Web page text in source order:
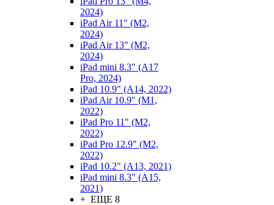
2024)
iPad Air 11" (M2,
2024)
iPad Air 13" (M2,
2024)
iPad mini 8.3" (A17
Pro, 2024)
iPad 10.9" (A14, 2022)
iPad Air 10.9" (M1,
2022)
iPad Pro 11" (M2,
2022)
iPad Pro 12.9" (M2,
2022)
iPad 10.2" (A13, 2021)
iPad mini 8.3" (A15,
2021)
+ ЕЩЕ 8